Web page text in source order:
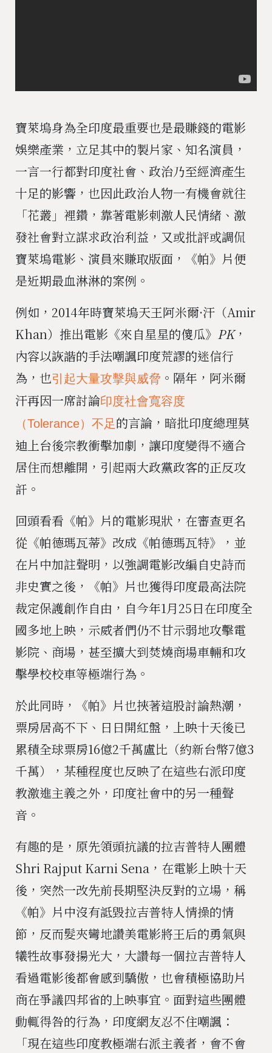
寶萊塢身為全印度最重要也是最賺錢的電影
娛樂產業，立足其中的製片家、知名演員，
一言一行都對印度社會、政治乃至經濟產生
十足的影響，也因此政治人物一有機會就往
「花叢」裡鑽，靠著電影刺激人民情緒、激
發社會對立謀求政治利益，又或批評或調侃
寶萊塢電影、演員來賺取版面，《帕》片便
是近期最血淋淋的案例。
例如，2014年時寶萊塢天王阿米爾·汗（Amir
Khan）推出電影《來自星星的傻瓜》 PK，
內容以詼諧的手法嘲諷印度荒謬的迷信行
為，也引起大量攻擊與威脅 。隔年，阿米爾
汗再因一席討論印度社會寬容度
（Tolerance）不足的言論，暗批印度總理莫
迪上台後宗教衝擊加劇，讓印度變得不適合
居住而想離開，引起兩大政黨政客的正反攻
訐。
回頭看看《帕》片的電影現狀，在審查更名
從《帕德瑪瓦蒂》改成《帕德瑪瓦特》，並
在片中加註聲明，以強調電影改編自史詩而
非史實之後，《帕》片也獲得印度最高法院
裁定保護創作自由，自今年1月25日在印度全
國多地上映，示威者們仍不甘示弱地攻擊電
影院、商場，甚至擴大到焚燒商場車輛和攻
擊學校校車等極端行為。
於此同時，《帕》片也挾著這股討論熱潮，
票房居高不下、日日開紅盤，上映十天後已
累積全球票房16億2千萬盧比（約新台幣7億3
千萬），某種程度也反映了在這些右派印度
教激進主義之外，印度社會中的另一種聲
音。
有趣的是，原先領頭抗議的拉吉普特人團體
Shri Rajput Karni Sena，在電影上映十天
後，突然一改先前長期堅決反對的立場，稱
《帕》片中沒有詆毀拉吉普特人情操的情
節，反而髮夾彎地讚美電影將王后的勇氣與
犧牲故事發揚光大，大讚每一個拉吉普特人
看過電影後都會感到驕傲，也會積極協助片
商在爭議四邦省的上映事宜。面對這些團體
動輒得咎的行為，印度網友忍不住嘲諷：
「現在這些印度教極端右派主義者，會不會